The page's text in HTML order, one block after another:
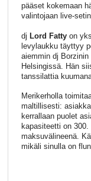
pääset kokemaan
valintojaan live-
dj Lord Fattyon
levylaukku täyttyy
aiemmin dj
Helsingissä. Hän
tanssilattia
Merikerholla
maltillisesti:
kerrallaan puolet
kapasiteetti on
maksuvälineenä.
mikäli sinulla on